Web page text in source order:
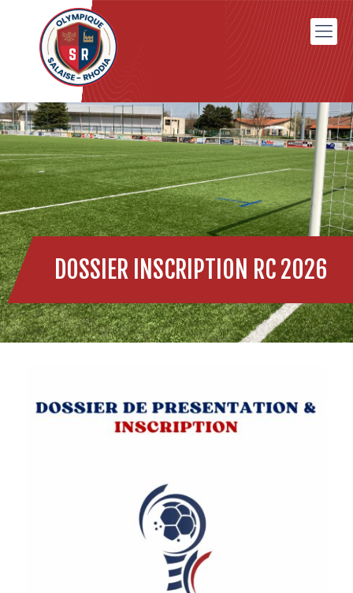
DOSSIER INSCRIPTION RC 2026